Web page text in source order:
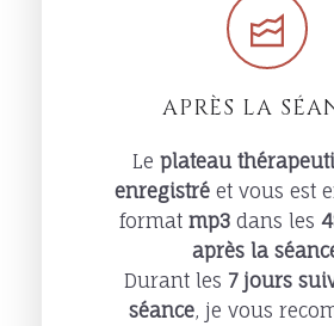
APRÈS LA
Le plateau
enregistré et vous est
format mp3 dans les
après la
Durant les 7 jours
séance, je vous